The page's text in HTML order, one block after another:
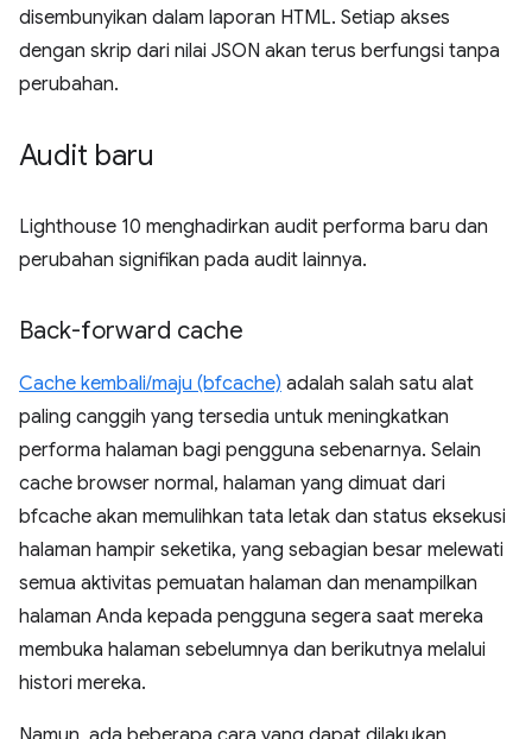
disembunyikan dalam laporan HTML. Setiap akses
dengan skrip dari nilai JSON akan terus berfungsi tanpa
perubahan.
Audit baru
Lighthouse 10 menghadirkan audit performa baru dan
perubahan signifikan pada audit lainnya.
Back-forward cache
Cache kembali/maju (bfcache) adalah salah satu alat
paling canggih yang tersedia untuk meningkatkan
performa halaman bagi pengguna sebenarnya. Selain
cache browser normal, halaman yang dimuat dari
bfcache akan memulihkan tata letak dan status eksekusi
halaman hampir seketika, yang sebagian besar melewati
semua aktivitas pemuatan halaman dan menampilkan
halaman Anda kepada pengguna segera saat mereka
membuka halaman sebelumnya dan berikutnya melalui
histori mereka.